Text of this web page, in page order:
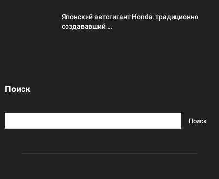
Японский автогигант Honda, традиционно
создававший ...
Поиск